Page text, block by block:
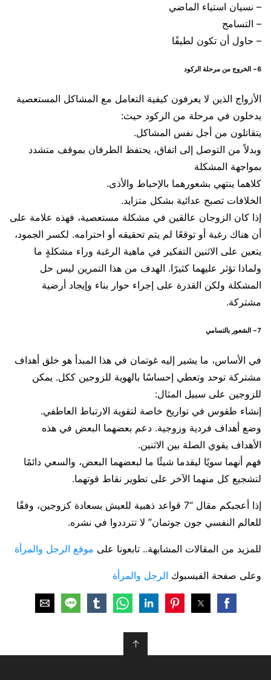
– نسيان استياء الماضي
– التسامح
– حاول أن تكون لطيفًا
6- الخروج من مرحلة الركود
الأزواج الذين لا يعرفون كيفية التعامل مع المشاكل المستعصية
يدخلون في مرحلة من الركود حيث:
يتقاتلون من أجل نفس المشاكل.
وبدلاً من التوصل إلى اتفاق، يحتفظ الطرفان بموقف متشدد
بمواجهة المشكلة
كلاهما ينتهي بشعورهما بالإحباط والأذى.
الخلافات تصبح عدائية بشكل متزايد.
إذا كان الزوجان عالقين في مشكلة مستعصية، فهذه علامة على
أن هناك رغبة أو توقعًا لم يتم تحقيقه أو احترامه. لكسر الجمود،
يتعين على الاثنين التفكير في ماهية الرغبة وراء مشكلةٍ ما
ولماذا تؤثر عليهما كثيرًا. الهدف من هذا التمرين ليس حل
المشكلة ولكن القدرة على إجراء حوار بناء وإيجاد أرضية
مشتركة.
7- الشعور بالتسامي
في الأساس، ما يشير إليه غوتمان في هذا المبدأ هو خلق أهداف
مشتركة توحد وتعطي إحساسًا بالهوية للزوجين ككل. يمكن
للزوجين على سبيل المثال:
إنشاء طقوس في تواريخ خاصة لتقوية الارتباط العاطفي.
وضع أهداف فردية وزوجية. دعم بعضهما البعض في هذه
الأهداف يقوي الصلة بين الاثنين.
فهم أنهما سويًا ليقدما شيئًا ما لبعضهما البعض، والسعي دائمًا
لتشجيع كل منهما الآخر على تطوير نقاط قوتهما.
إذا أعجبكم مقال “7 قواعد ذهبية للعيش بسعادة كزوجين، وفقًا
للعالم النفسي جون جوتمان” لا تترددوا في نشره.
للمزيد من المقالات المشابهة.. تابعونا على موقع الرجل والمرأة
وعلى صفحة الفيسبوك الرجل والمرأة
↑